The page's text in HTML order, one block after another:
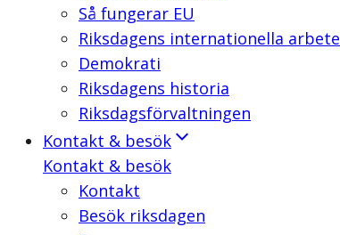
Så fungerar EU
Riksdagens internationella arbete
Demokrati
Riksdagens historia
Riksdagsförvaltningen
Kontakt & besök
Kontakt & besök
Kontakt
Besök riksdagen